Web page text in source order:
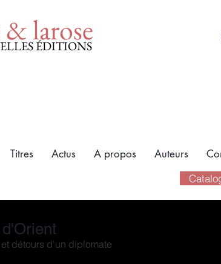
larose
ÉDITIONS
Titres Actus A propos Auteurs
détours d'un diplomate